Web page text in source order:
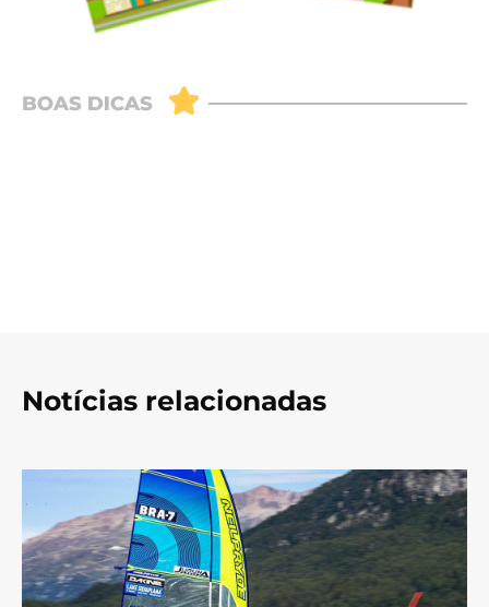
Notícias relacionadas